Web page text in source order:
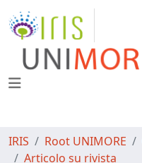
IRIS Root UNIMORE
Articolo su rivista